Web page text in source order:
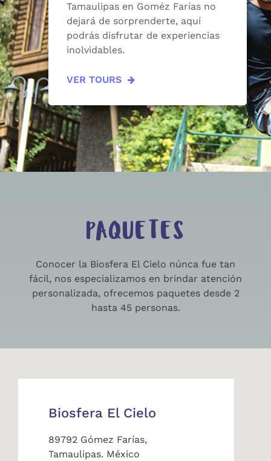
Tamaulipas en Goméz Farías no
dejará de sorprenderte, aquí
podrás disfrutar de experiencias
inolvidables.
VER TOURS
PAQUETES
Conocer la Biosfera El Cielo núnca fue tan
fácil, nos especializamos en brindar atención
personalizada, ofrecemos paquetes desde 2
hasta 45 personas.
Biosfera El Cielo
89792 Gómez Farías,
Tamaulipas. México